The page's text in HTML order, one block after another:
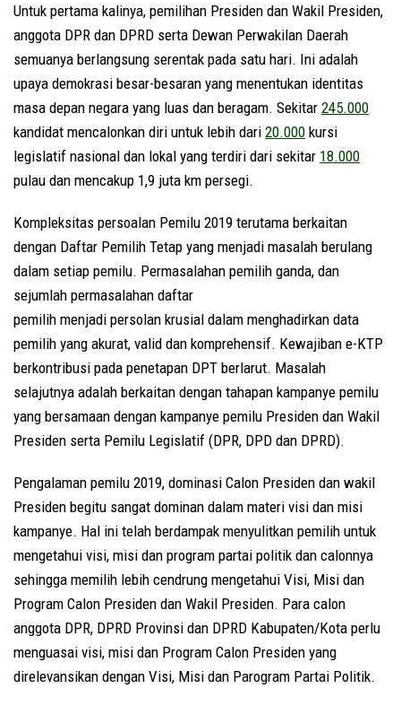
Untuk pertama kalinya, pemilihan Presiden dan Wakil Presiden,
anggota DPR dan DPRD serta Dewan Perwakilan Daerah
semuanya berlangsung serentak pada satu hari. Ini adalah
upaya demokrasi besar-besaran yang menentukan identitas
masa depan negara yang luas dan beragam. Sekitar 245.000
kandidat mencalonkan diri untuk lebih dari 20.000 kursi
legislatif nasional dan lokal yang terdiri dari sekitar 18.000
pulau dan mencakup 1,9 juta km persegi.
Kompleksitas persoalan Pemilu 2019 terutama berkaitan
dengan Daftar Pemilih Tetap yang menjadi masalah berulang
dalam setiap pemilu. Permasalahan pemilih ganda, dan
sejumlah permasalahan daftar
pemilih menjadi persolan krusial dalam menghadirkan data
pemilih yang akurat, valid dan komprehensif. Kewajiban e-KTP
berkontribusi pada penetapan DPT berlarut. Masalah
selajutnya adalah berkaitan dengan tahapan kampanye pemilu
yang bersamaan dengan kampanye pemilu Presiden dan Wakil
Presiden serta Pemilu Legislatif (DPR, DPD dan DPRD).
Pengalaman pemilu 2019, dominasi Calon Presiden dan wakil
Presiden begitu sangat dominan dalam materi visi dan misi
kampanye. Hal ini telah berdampak menyulitkan pemilih untuk
mengetahui visi, misi dan program partai politik dan calonnya
sehingga memilih lebih cendrung mengetahui Visi, Misi dan
Program Calon Presiden dan Wakil Presiden. Para calon
anggota DPR, DPRD Provinsi dan DPRD Kabupaten/Kota perlu
menguasai visi, misi dan Program Calon Presiden yang
direlevansikan dengan Visi, Misi dan Parogram Partai Politik.